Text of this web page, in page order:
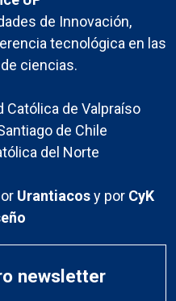
de Innovación,
tecnológica en las
ciencias.
Católica de Valpraíso
de Chile
del Norte
Urantiacosy por CyK
newsletter